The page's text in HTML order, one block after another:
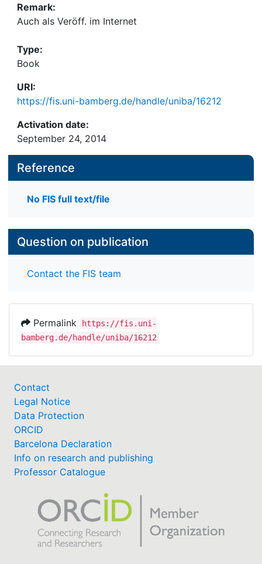
Remark:
Auch als Veröff. im Internet
Type:
Book
URI:
https://fis.uni-bamberg.de/handle/uniba/16212
Activation date:
September 24, 2014
Reference
No FIS full text/file
Question on publication
Contact the FIS team
Permalink
https://fis.uni-
bamberg.de/handle/uniba/16212
Contact
Legal Notice
Data Protection
ORCID
Barcelona Declaration
Info on research and publishing
Professor Catalogue